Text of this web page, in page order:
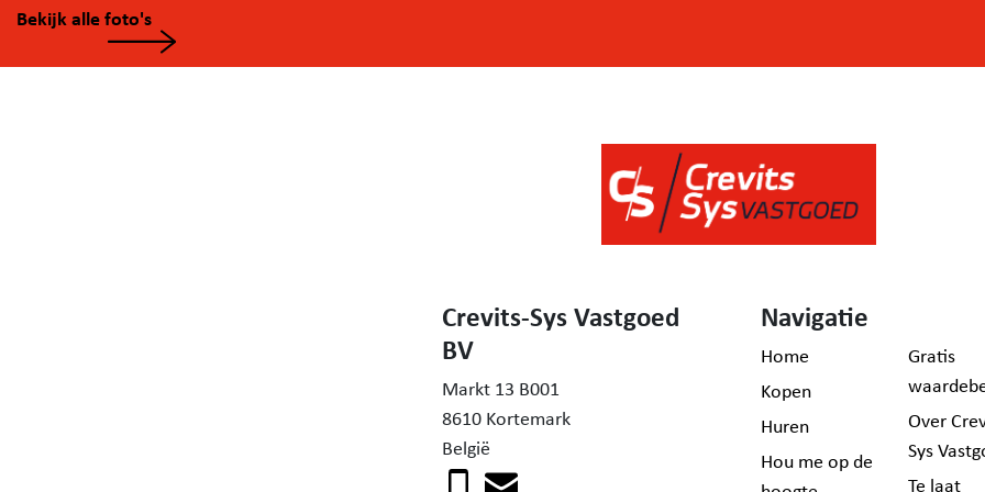
Bekijk alle foto's
Crevits-Sys Vastgoed
BV
Markt 13 B001
8610 Kortemark
België
Navigatie
Home
Kopen
Huren
Hou me op de
Gratis
Over
Sys
Te laat